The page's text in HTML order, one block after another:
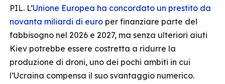
PIL. L’Unione Europea ha concordato un prestito da
novanta miliardi di euro per finanziare parte del
fabbisogno nel 2026 e 2027, ma senza ulteriori aiuti
Kiev potrebbe essere costretta a ridurre la
produzione di droni, uno dei pochi ambiti in cui
l’Ucraina compensa il suo svantaggio numerico.